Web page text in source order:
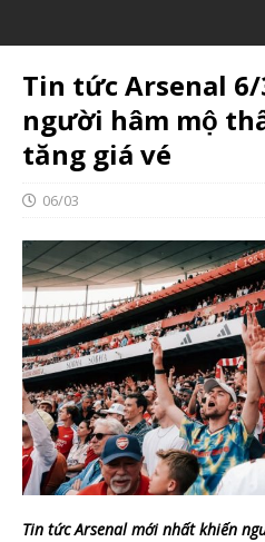
Tin tức Arsenal
người hâm mộ
tăng giá vé
06/03
Tin tức Arsenal mới nhất khiến